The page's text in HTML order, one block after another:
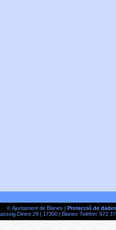
© Ajuntament de Blanes | Protecció de dades
Dintre 29 | 17300 | Blanes Telèfon: 972